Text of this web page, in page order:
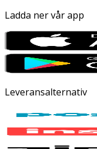
Ladda ner vår app
Leveransalternativ